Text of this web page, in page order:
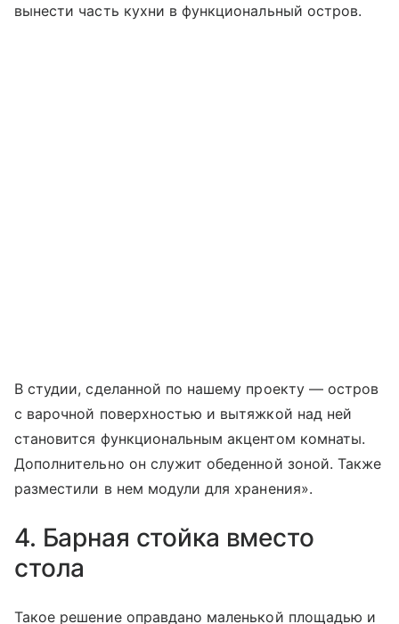
вынести часть кухни в функциональный остров.
В студии, сделанной по нашему проекту — остров
с варочной поверхностью и вытяжкой над ней
становится функциональным акцентом комнаты.
Дополнительно он служит обеденной зоной. Также
разместили в нем модули для хранения».
4. Барная стойка вместо
стола
Такое решение оправдано маленькой площадью и